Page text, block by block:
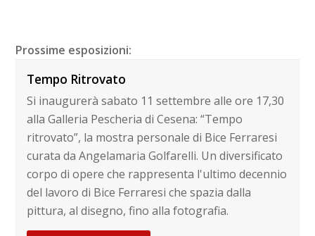
Prossime esposizioni:
Tempo Ritrovato
Si inaugurerà sabato 11 settembre alle ore 17,30
alla Galleria Pescheria di Cesena: “Tempo
ritrovato”, la mostra personale di Bice Ferraresi
curata da Angelamaria Golfarelli. Un diversificato
corpo di opere che rappresenta l'ultimo decennio
del lavoro di Bice Ferraresi che spazia dalla
pittura, al disegno, fino alla fotografia.